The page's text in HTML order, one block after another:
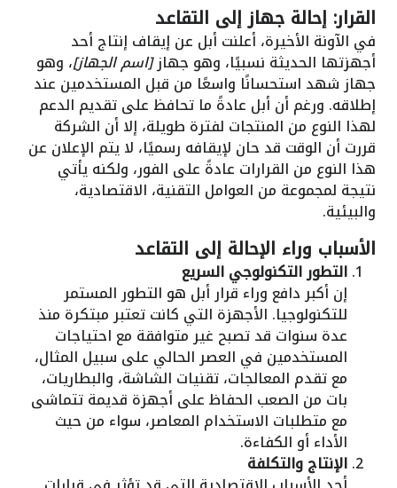
القرار: إحالة جهاز إلى التقاعد
في الآونة الأخيرة، أعلنت أبل عن إيقاف إنتاج أحد
أجهزتها الحديثة نسبيًا، وهو جهاز[اسم الجهاز]، وهو
جهاز شهد استحسانًا واسعًا من قبل المستخدمين عند
إطلاقه. ورغم أن أبل عادةً ما تحافظ على تقديم الدعم
لهذا النوع من المنتجات لفترة طويلة، إلا أن الشركة
قررت أن الوقت قد حان لإيقافه رسميًا، لا يتم الإعلان عن
هذا النوع من القرارات عادةً على الفور، ولكنه يأتي
نتيجة لمجموعة من العوامل التقنية، الاقتصادية،
والبيئية.
الأسباب وراء الإحالة إلى التقاعد
التطور التكنولوجي السريع
إن أكبر دافع وراء قرار أبل هو التطور المستمر
للتكنولوجيا. الأجهزة التي كانت تعتبر مبتكرة منذ
عدة سنوات قد تصبح غير متوافقة مع احتياجات
المستخدمين في العصر الحالي على سبيل المثال،
مع تقدم المعالجات، تقنيات الشاشة، والبطاريات،
بات من الصعب الحفاظ على أجهزة قديمة تتماشى
مع متطلبات الاستخدام المعاصر، سواء من حيث
الأداء أو الكفاءة.
الإنتاج والتكلفة